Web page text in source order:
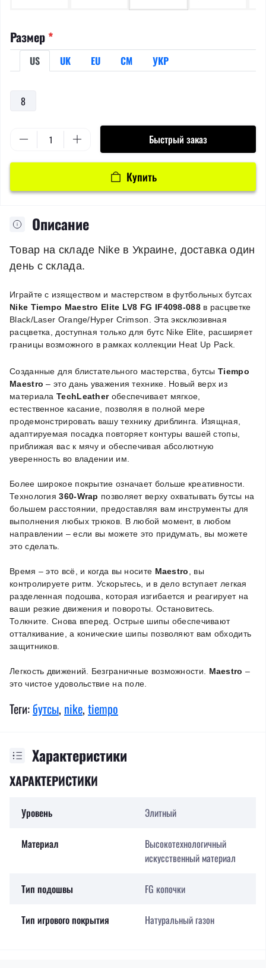
Размер *
US UK EU СМ УКР
8
Быстрый заказ
Купить
Описание
Товар на складе Nike в Украине, доставка один
день с склада.
Играйте с изяществом и мастерством в футбольных бутсах
Nike Tiempo Maestro Elite LV8 FG IF4098-088в расцветке
Black/Laser Orange/Hyper Crimson. Эта эксклюзивная
расцветка, доступная только для бутс Nike Elite, расширяет
границы возможного в рамках коллекции Heat Up Pack.
Созданные для блистательного мастерства, бутсыTiempo
Maestro– это дань уважения технике. Новый верх из
материалаTechLeatherобеспечивает мягкое,
естественное касание, позволяя в полной мере
продемонстрировать вашу технику дриблинга. Изящная,
адаптируемая посадка повторяет контуры вашей стопы,
приближая вас к мячу и обеспечивая абсолютную
уверенность во владении им.
Более широкое покрытие означает больше креативности.
Технология360-Wrap позволяет верху охватывать бутсы на
большем расстоянии, предоставляя вам инструменты для
выполнения любых трюков. В любой момент, в любом
направлении – если вы можете это придумать, вы можете
это сделать.
Время – это всё, и когда вы носите Maestro
, вы
контролируете ритм. Ускорьтесь, и в дело вступает легкая
разделенная подошва, которая изгибается и реагирует на
ваши резкие движения и повороты. Остановитесь.
Толкните. Снова вперед. Острые шипы обеспечивают
отталкивание, а конические шипы позволяют вам обходить
защитников.
Легкость движений. Безграничные возможности. Maestro –
это чистое удовольствие на поле.
Теги: бутсы, nike, tiempo
Характеристики
ХАРАКТЕРИСТИКИ
Уровень Элитный
Материал
Высокотехнологичный
искусственный материал
Тип подошвы FG копочки
Тип игрового покрытия Натуральный газон